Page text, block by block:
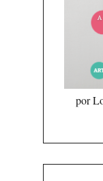
por